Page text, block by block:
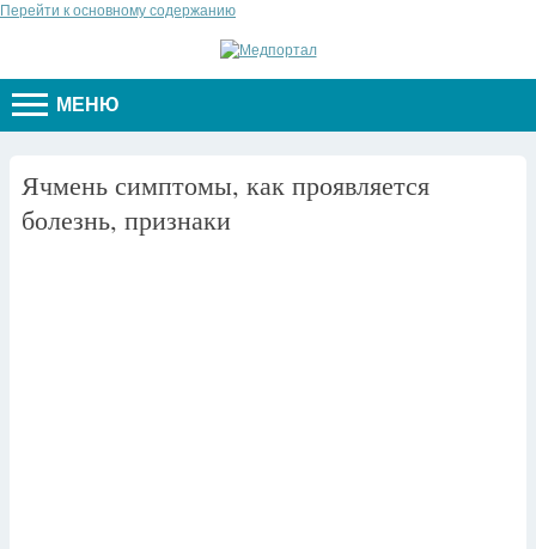
Перейти к основному содержанию
МЕНЮ
Ячмень симптомы, как проявляется
болезнь, признаки